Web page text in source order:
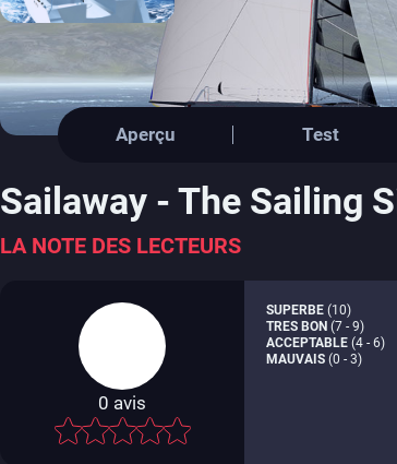
Aperçu Test
Sailaway - The Sailing
LA NOTE DES LECTEURS
-
0 avis
SUPERBE (10)
TRES BON (7 - 9)
ACCEPTABLE (4 - 6)
MAUVAIS (0 - 3)